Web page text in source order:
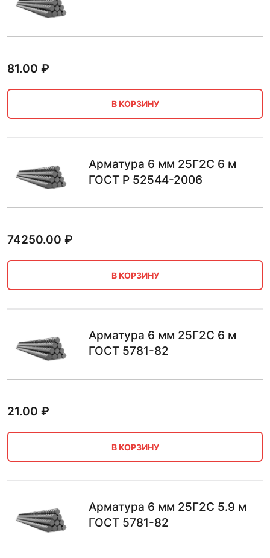
81.00 ₽
В КОРЗИНУ
Арматура 6 мм 25Г2С 6 м
ГОСТ Р 52544-2006
74250.00 ₽
В КОРЗИНУ
Арматура 6 мм 25Г2С 6 м
ГОСТ 5781-82
21.00 ₽
В КОРЗИНУ
Арматура 6 мм 25Г2С 5.9 м
ГОСТ 5781-82